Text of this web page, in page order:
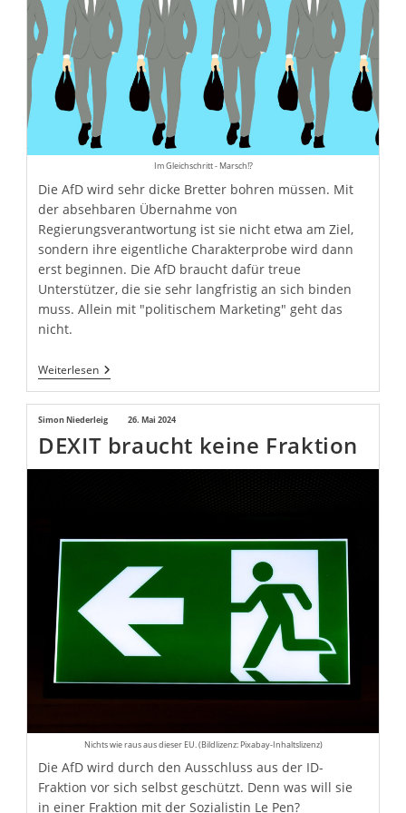
Im Gleichschritt - Marsch!?
Die AfD wird sehr dicke Bretter bohren müssen. Mit
der absehbaren Übernahme von
Regierungsverantwortung ist sie nicht etwa am Ziel,
sondern ihre eigentliche Charakterprobe wird dann
erst beginnen. Die AfD braucht dafür treue
Unterstützer, die sie sehr langfristig an sich binden
muss. Allein mit "politischem Marketing" geht das
nicht.
WeiterlesenDie
„Professionalisierung“
AfD
Beitrags-
Autor:
Simon Niederleig
Beitrag
veröffentlicht:
26. Mai 2024
DEXIT braucht keine Fraktion
Nichts wie raus aus dieser EU. (Bildlizenz: Pixabay-Inhaltslizenz)
Die AfD wird durch den Ausschluss aus der ID-
Fraktion vor sich selbst geschützt. Denn was will sie
in einer Fraktion mit der Sozialistin Le Pen?